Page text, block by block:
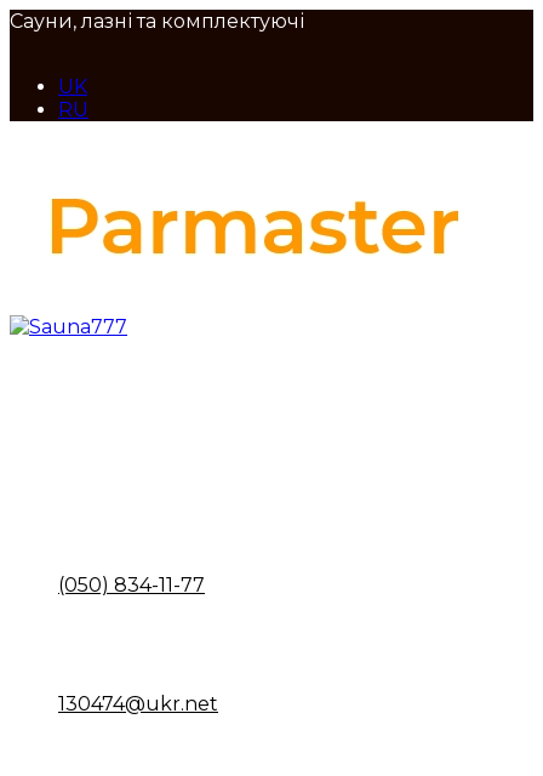
Сауни, лазні та комплектуючі
UK
RU
(050) 834-11-77
130474@ukr.net